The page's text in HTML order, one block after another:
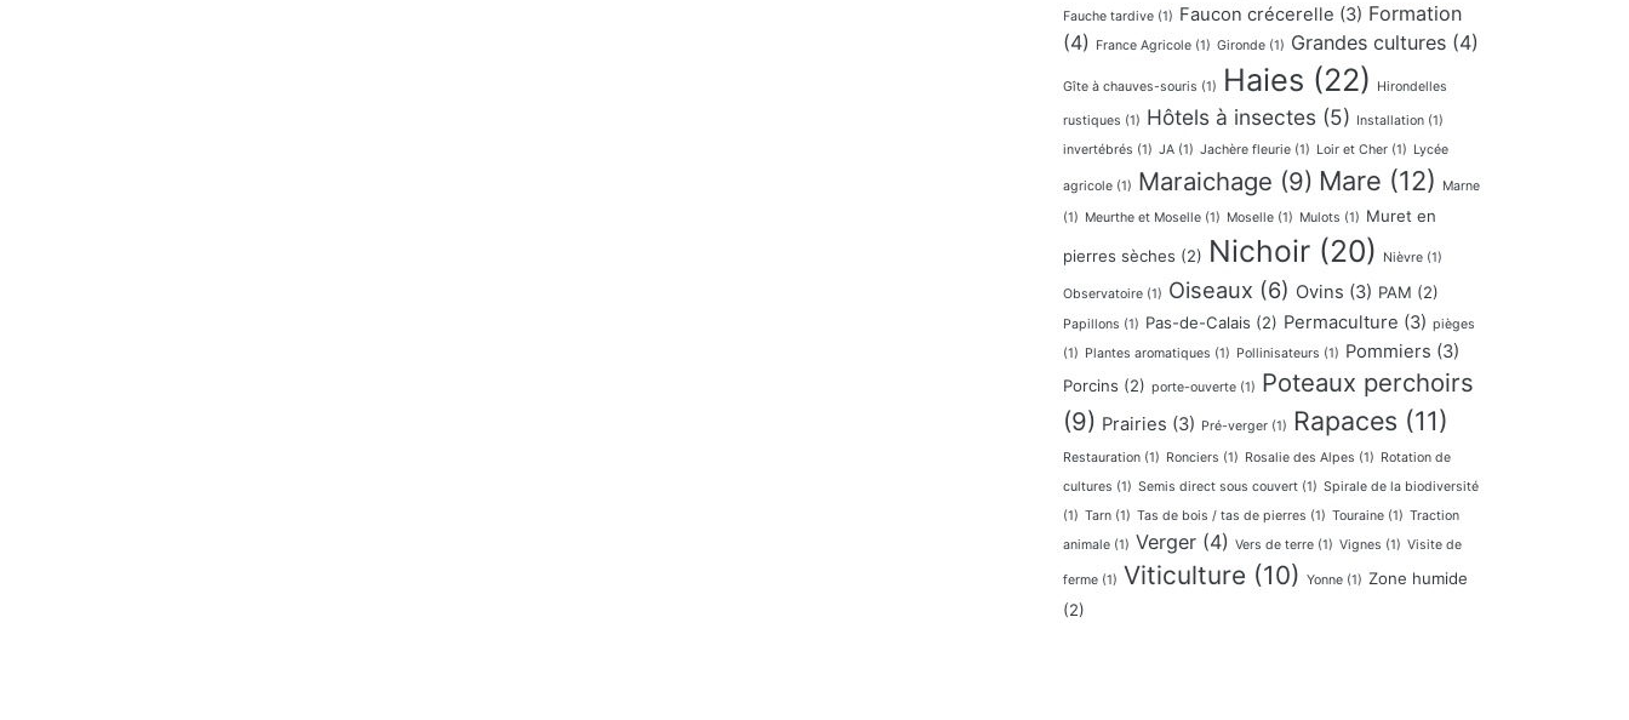
Fauche tardive (1) Faucon crécerelle (3) Formation
(4)
France Agricole (1) Gironde (1) Grandes cultures (4)
Gîte à chauves-souris (1) Haies (22) Hirondelles
rustiques (1) Hôtels à insectes (5) Installation (1)
invertébrés (1) JA (1) Jachère fleurie (1) Loir et Cher (1) Lycée
agricole (1) Maraichage (9) Mare (12)
Marne
(1) Meurthe et Moselle (1) Moselle (1) Mulots (1) Muret en
pierres sèches (2) Nichoir (20) Nièvre (1)
Observatoire (1) Oiseaux (6) Ovins (3) PAM (2)
Papillons (1) Pas-de-Calais (2) Permaculture (3) pièges
(1) Plantes aromatiques (1) Pollinisateurs (1) Pommiers (3)
Porcins (2) porte-ouverte (1) Poteaux perchoirs
(9) Prairies (3) Pré-verger (1) Rapaces (11)
Restauration (1) Ronciers (1) Rosalie des Alpes (1) Rotation de
cultures (1) Semis direct sous couvert (1) Spirale de la biodiversité
(1) Tarn (1) Tas de bois / tas de pierres (1) Touraine (1) Traction
animale (1) Verger (4) Vers de terre (1) Vignes (1) Visite de
ferme (1) Viticulture (10) Yonne (1) Zone humide
(2)